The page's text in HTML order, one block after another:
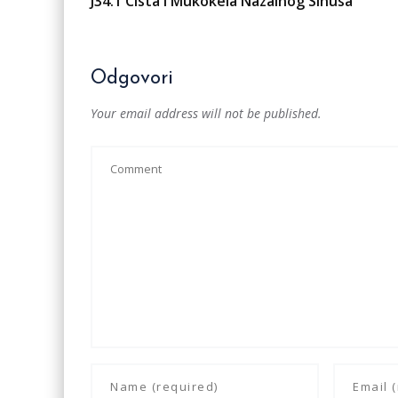
Odgovori
Your email address will not be published.